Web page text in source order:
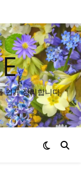
쉽게 정리합니다